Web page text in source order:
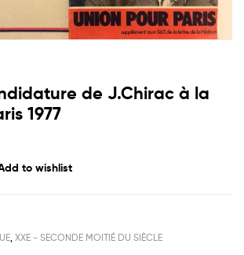
de J.Chirac à la
1977
to wishlist
, XXE - SECONDE MOITIÉ DU SIÈCLE